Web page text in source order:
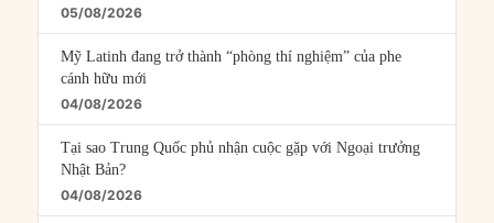
05/08/2026
Mỹ Latinh đang trở thành “phòng thí nghiệm” của phe
cánh hữu mới
04/08/2026
Tại sao Trung Quốc phủ nhận cuộc gặp với Ngoại trưởng
Nhật Bản?
04/08/2026